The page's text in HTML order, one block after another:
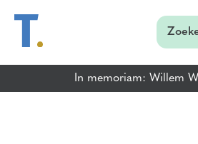
In memoriam: Willem